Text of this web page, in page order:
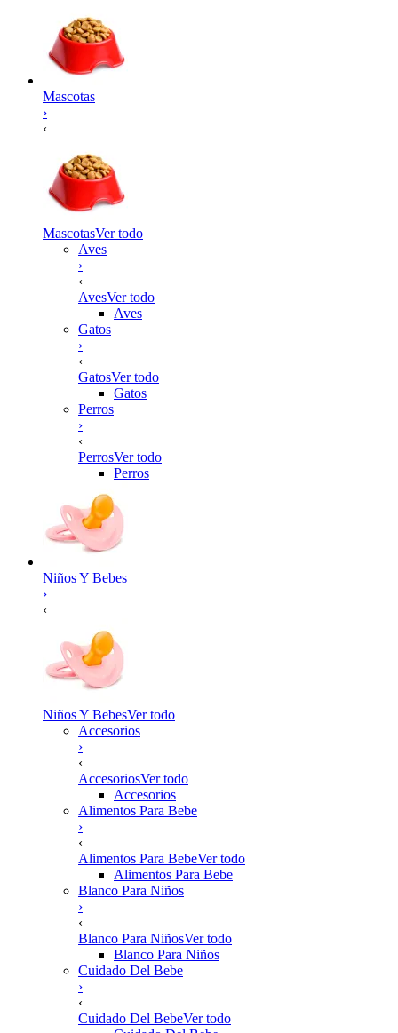
Mascotas
›
‹
MascotasVer todo
Aves
›
‹
AvesVer todo
Aves
Gatos
›
‹
GatosVer todo
Gatos
Perros
›
‹
PerrosVer todo
Perros
Niños Y Bebes
›
‹
Niños Y BebesVer todo
Accesorios
›
‹
AccesoriosVer todo
Accesorios
Alimentos Para Bebe
›
‹
Alimentos Para BebeVer todo
Alimentos Para Bebe
Blanco Para Niños
›
‹
Blanco Para NiñosVer todo
Blanco Para Niños
Cuidado Del Bebe
›
‹
Cuidado Del BebeVer todo